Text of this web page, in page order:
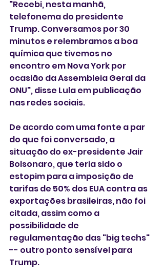
"Recebi, nesta manhã,
telefonema do presidente
Trump. Conversamos por 30
minutos e relembramos a boa
química que tivemos no
encontro em Nova York por
ocasião da Assembleia Geral da
ONU", disse Lula em publicação
nas redes sociais.
De acordo com uma fonte a par
do que foi conversado, a
situação do ex-presidente Jair
Bolsonaro, que teria sido o
estopim para a imposição de
tarifas de 50% dos EUA contra as
exportações brasileiras, não foi
citada, assim como a
possibilidade de
regulamentação das "big techs"
-- outro ponto sensível para
Trump.